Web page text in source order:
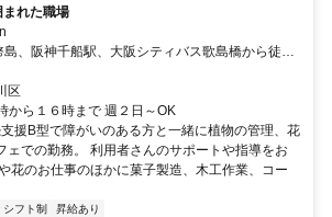
れた職場
区
から１６時まで 週２日～OK
援B型で障がいのある方と一緒に植物の管理、花
ェでの勤務。 利用者さんのサポートや指導をお
花のお仕事のほかに菓子製造、木工作業、コー
シフト制 昇給あり